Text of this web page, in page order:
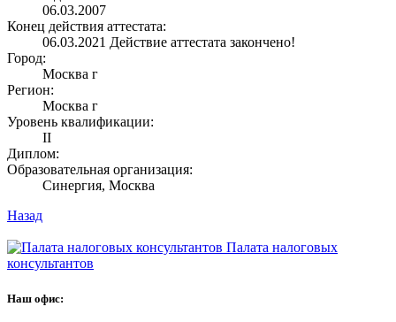
06.03.2007
Конец действия аттестата:
06.03.2021 Действие аттестата закончено!
Город:
Москва г
Регион:
Москва г
Уровень квалификации:
II
Диплом:
Образовательная организация:
Синергия, Москва
Назад
Палата налоговых
консультантов
Наш офис: